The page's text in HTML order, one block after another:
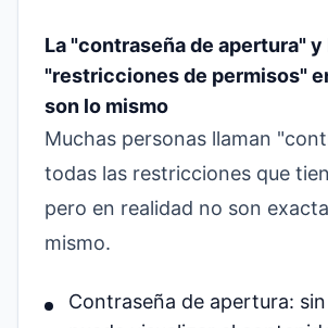
La "contraseña de apertura" y
"restricciones de permisos"
son lo mismo
Muchas personas llaman
todas las restricciones que
pero en realidad no son
mismo.
Contraseña de apertura: